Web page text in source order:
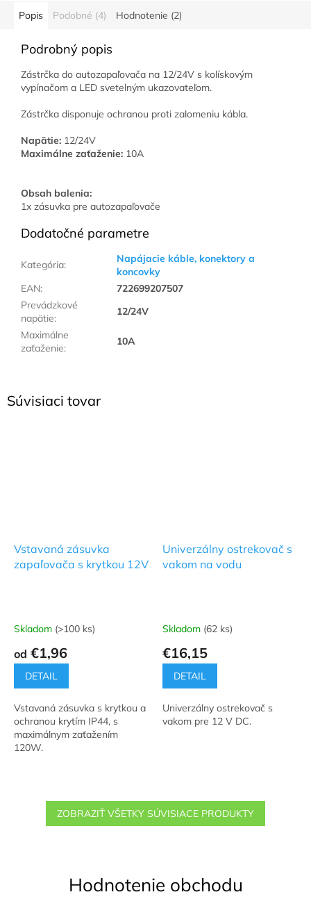
Súvisiaci tovar
Vstavaná zásuvka
zapaľovača s krytkou 12V
Skladom (>100 ks)
od €1,96
DETAIL
Vstavaná zásuvka s krytkou a
ochranou krytím IP44, s
maximálnym zaťažením
120W.
Univerzálny ostrekovač s
vakom na vodu
Skladom (62 ks)
€16,15
DETAIL
Univerzálny ostrekovač s
vakom pre 12 V DC.
ZOBRAZIŤ VŠETKY SÚVISIACE PRODUKTY
Popis Podobné (4) Hodnotenie (2)
Podrobný popis
Zástrčka do autozapaľovača na 12/24V s kolískovým
vypínačom a LED svetelným ukazovateľom.
Zástrčka disponuje ochranou proti zalomeniu kábla.
Napätie: 12/24V
Maximálne zaťaženie: 10A
Obsah balenia:
1x zásuvka pre autozapaľovače
Dodatočné parametre
Kategória:
Napájacie káble, konektory a
koncovky
EAN:
722699207507
Prevádzkové
napätie:
12/24V
Maximálne
zaťaženie:
10A
Hodnotenie obchodu